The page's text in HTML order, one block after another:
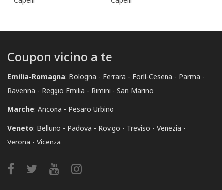
Coupon vicino a te
Emilia-Romagna: Bologna Ferrara Forlì-Cesena
Parma
Ravenna
Reggio Emilia Rimini
San Marino
Marche: Ancona
Pesaro Urbino
Veneto: Belluno Padova Rovigo Treviso
Venezia
Verona
Vicenza